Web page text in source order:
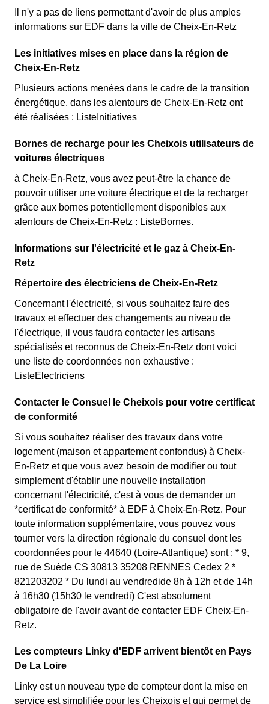
Il n'y a pas de liens permettant d'avoir de plus amples
informations sur EDF dans la ville de Cheix-En-Retz
Les initiatives mises en place dans la région de
Cheix-En-Retz
Plusieurs actions menées dans le cadre de la transition
énergétique, dans les alentours de Cheix-En-Retz ont
été réalisées : ListeInitiatives
Bornes de recharge pour les Cheixois utilisateurs de
voitures électriques
à Cheix-En-Retz, vous avez peut-être la chance de
pouvoir utiliser une voiture électrique et de la recharger
grâce aux bornes potentiellement disponibles aux
alentours de Cheix-En-Retz : ListeBornes.
Informations sur l'électricité et le gaz à Cheix-En-
Retz
Répertoire des électriciens de Cheix-En-Retz
Concernant l'électricité, si vous souhaitez faire des
travaux et effectuer des changements au niveau de
l'électrique, il vous faudra contacter les artisans
spécialisés et reconnus de Cheix-En-Retz dont voici
une liste de coordonnées non exhaustive :
ListeElectriciens
Contacter le Consuel le Cheixois pour votre certificat
de conformité
Si vous souhaitez réaliser des travaux dans votre
logement (maison et appartement confondus) à Cheix-
En-Retz et que vous avez besoin de modifier ou tout
simplement d'établir une nouvelle installation
concernant l'électricité, c'est à vous de demander un
*certificat de conformité* à EDF à Cheix-En-Retz. Pour
toute information supplémentaire, vous pouvez vous
tourner vers la direction régionale du consuel dont les
coordonnées pour le 44640 (Loire-Atlantique) sont : * 9,
rue de Suède CS 30813 35208 RENNES Cedex 2 *
821203202 * Du lundi au vendredide 8h à 12h et de 14h
à 16h30 (15h30 le vendredi) C'est absolument
obligatoire de l'avoir avant de contacter EDF Cheix-En-
Retz.
Les compteurs Linky d'EDF arrivent bientôt en Pays
De La Loire
Linky est un nouveau type de compteur dont la mise en
service est simplifiée pour les Cheixois et qui permet de